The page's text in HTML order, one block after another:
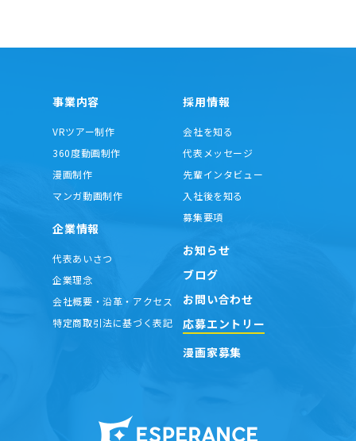
事業内容
VRツアー制作
360度動画制作
漫画制作
マンガ動画制作
企業情報
代表あいさつ
企業理念
会社概要・沿革・アクセス
特定商取引法に基づく表記
採用情報
会社を知る
代表メッセージ
先輩インタビュー
入社後を知る
募集要項
お知らせ
ブログ
お問い合わせ
応募エントリー
漫画家募集